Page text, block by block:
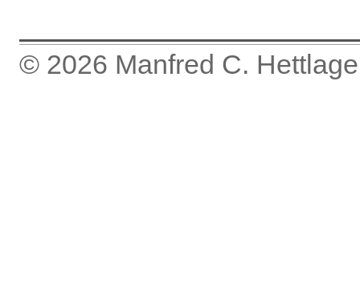
© 2026 Manfred C. Hettlage